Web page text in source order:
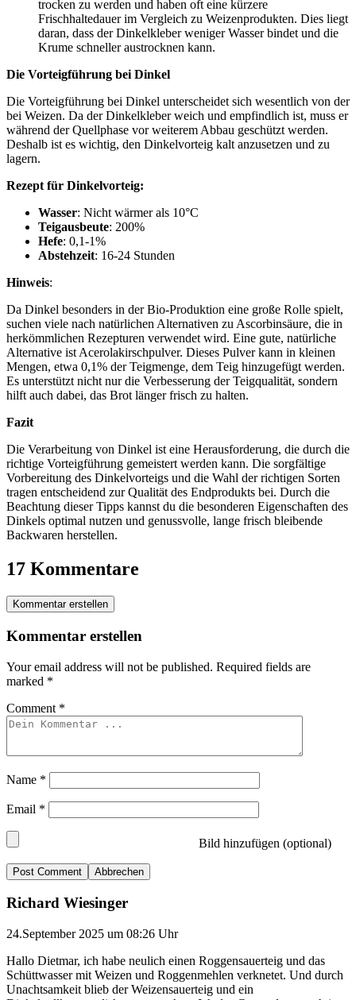
trocken zu werden und haben oft eine kürzere
Frischhaltedauer im Vergleich zu Weizenprodukten. Dies liegt
daran, dass der Dinkelkleber weniger Wasser bindet und die
Krume schneller austrocknen kann.
Die Vorteigführung bei Dinkel
Die Vorteigführung bei Dinkel unterscheidet sich wesentlich von der
bei Weizen. Da der Dinkelkleber weich und empfindlich ist, muss er
während der Quellphase vor weiterem Abbau geschützt werden.
Deshalb ist es wichtig, den Dinkelvorteig kalt anzusetzen und zu
lagern.
Rezept für Dinkelvorteig:
Wasser: Nicht wärmer als 10°C
Teigausbeute: 200%
Hefe: 0,1-1%
Abstehzeit: 16-24 Stunden
Hinweis:
Da Dinkel besonders in der Bio-Produktion eine große Rolle spielt,
suchen viele nach natürlichen Alternativen zu Ascorbinsäure, die in
herkömmlichen Rezepturen verwendet wird. Eine gute, natürliche
Alternative ist Acerolakirschpulver. Dieses Pulver kann in kleinen
Mengen, etwa 0,1% der Teigmenge, dem Teig hinzugefügt werden.
Es unterstützt nicht nur die Verbesserung der Teigqualität, sondern
hilft auch dabei, das Brot länger frisch zu halten.
Fazit
Die Verarbeitung von Dinkel ist eine Herausforderung, die durch die
richtige Vorteigführung gemeistert werden kann. Die sorgfältige
Vorbereitung des Dinkelvorteigs und die Wahl der richtigen Sorten
tragen entscheidend zur Qualität des Endprodukts bei. Durch die
Beachtung dieser Tipps kannst du die besonderen Eigenschaften des
Dinkels optimal nutzen und genussvolle, lange frisch bleibende
Backwaren herstellen.
17 Kommentare
Kommentar erstellen
Kommentar erstellen
Your email address will not be published. Required fields are
marked *
Comment *
Name *
Email *
Bild hinzufügen (optional)
Abbrechen
Richard Wiesinger
24.September 2025 um 08:26 Uhr
Hallo Dietmar, ich habe neulich einen Roggensauerteig und das
Schüttwasser mit Weizen und Roggenmehlen verknetet. Und durch
Unachtsamkeit blieb der Weizensauerteig und ein